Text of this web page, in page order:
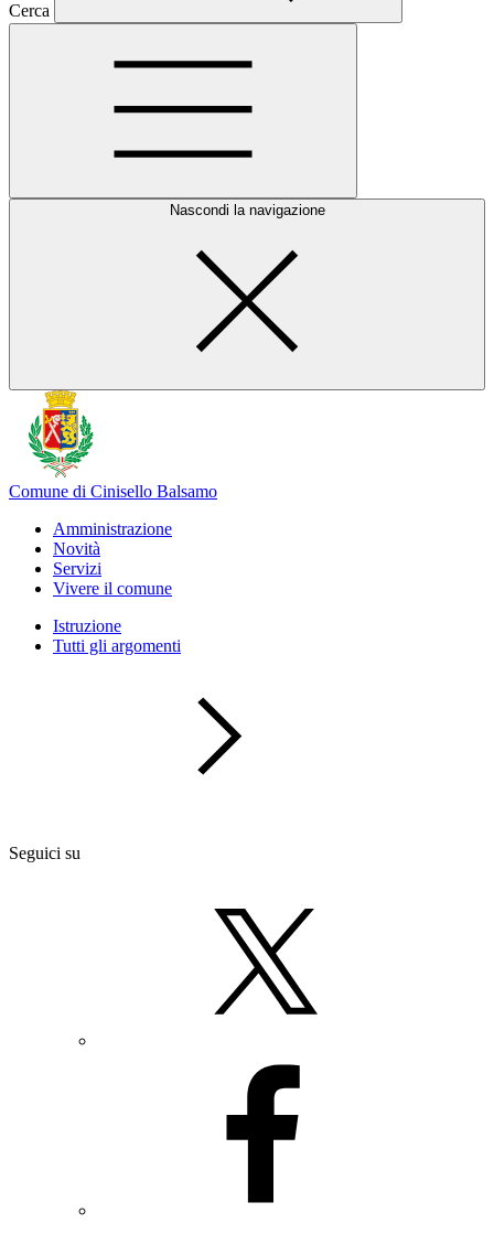
Cerca
Nascondi la navigazione
Comune di Cinisello Balsamo
Amministrazione
Novità
Servizi
Vivere il comune
Istruzione
Tutti gli argomenti
Seguici su